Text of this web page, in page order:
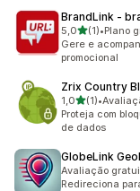
BrandLink ‑
5,0de 5 estrelas
(1)
1 avaliações ao
•Plano
Gere e
promocional
Zrix Country
1,0de 5 estrelas
(1)
1 avaliações ao
•
Proteja com
de dados
GlobeLink
Avaliação
Redireciona